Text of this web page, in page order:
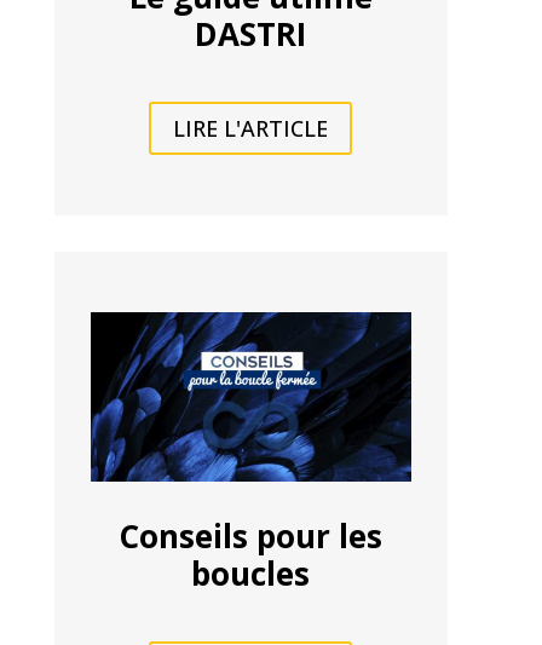
DASTRI
LIRE L'ARTICLE
Conseils pour les
boucles